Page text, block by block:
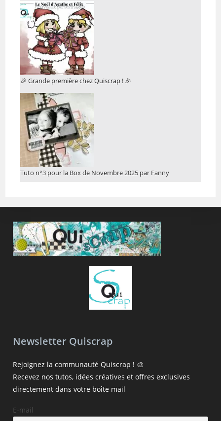
🎉 Grande première chez Quiscrap ! 🎉
Tuto n°3 pour la Box de Novembre 2025 par Fanny
Newsletter Quiscrap
Rejoignez la communauté Quiscrap ! 🎨
Recevez nos tutos, idées créatives et offres exclusives
directement dans votre boîte mail
E-mail